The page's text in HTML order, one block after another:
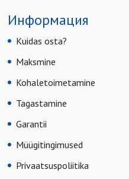
Информация
Kuidas osta?
Maksmine
Kohaletoimetamine
Tagastamine
Garantii
Müügitingimused
Privaatsuspoliitika